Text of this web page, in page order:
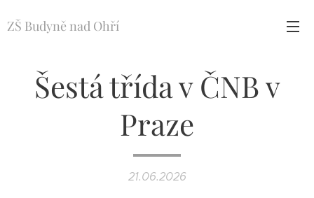
ZŠ Budyně nad Ohří
Šestá třída v ČNB v
Praze
21.06.2026